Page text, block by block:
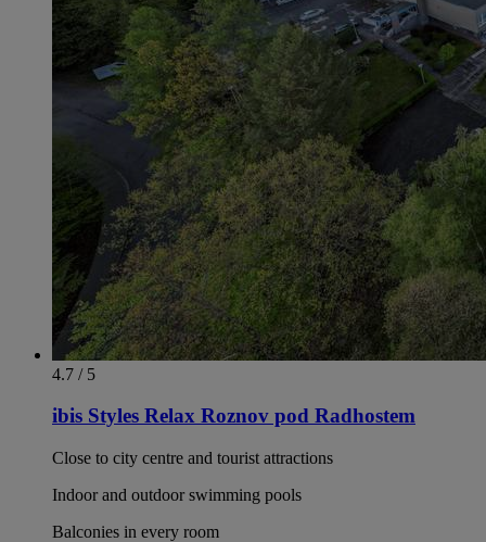
4.7 / 5
ibis Styles Relax Roznov pod Radhostem
Close to city centre and tourist attractions
Indoor and outdoor swimming pools
Balconies in every room